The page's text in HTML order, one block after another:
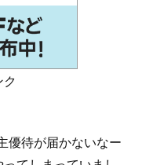
ク
優待が届かないなー